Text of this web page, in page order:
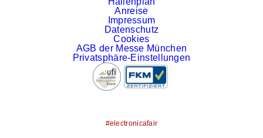
Anreise
Impressum
Datenschutz
Cookies
AGB der Messe München
Privatsphäre-Einstellungen
#electronicafair